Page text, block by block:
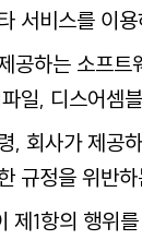
서비스를 이
공하는 소프
일, 디스어셈
, 회사가 제공
규정을 위반
제1항의 행위